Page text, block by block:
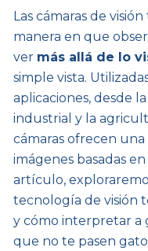
Las cámaras de
manera en que
ver más allá de lo
simple vista.
aplicaciones, desde
industrial y la
cámaras ofrecen
imágenes basadas
artículo,
tecnología de visión
y cómo interpretar a
que no te pasen